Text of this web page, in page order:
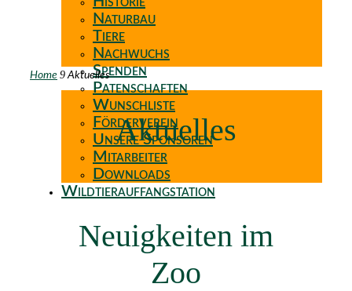
Naturbau
Tiere
Nachwuchs
Spenden
Patenschaften
Wunschliste
Förderverein
Unsere Sponsoren
Mitarbeiter
Downloads
Wildtierauffangstation
Home 9 Aktuelles
Aktuelles
Neuigkeiten im
Zoo